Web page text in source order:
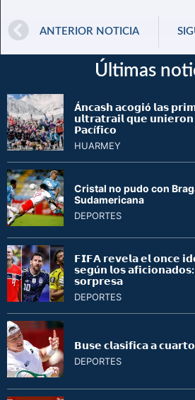
ANTERIOR NOTICIA
Últimas
Á𝗻𝗰𝗮𝘀𝗵 𝗮𝗰𝗼𝗴𝗶ó 𝗹𝗮𝘀
𝘂𝗹𝘁𝗿𝗮𝘁𝗿𝗮𝗶𝗹 𝗾𝘂𝗲
𝗣𝗮𝗰í𝗳𝗶𝗰𝗼
HUARMEY
Cristal no pudo con
Sudamericana
DEPORTES
𝗙𝗜𝗙𝗔 𝗿𝗲𝘃𝗲𝗹𝗮 𝗲𝗹 𝗼𝗻𝗰𝗲
𝘀𝗲𝗴ú𝗻 𝗹𝗼𝘀
𝘀𝗼𝗿𝗽𝗿𝗲𝘀𝗮
DEPORTES
𝗕𝘂𝘀𝗲 𝗰𝗹𝗮𝘀𝗶𝗳𝗶𝗰𝗮 𝗮
DEPORTES